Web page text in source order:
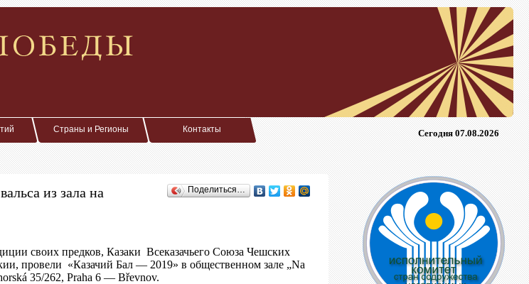
Страны и Регионы Контакты Сегодня 07.08.2026
Поделиться…
из зала на
своих предков, Казаки Всеказачьего Союза Чешских
провели «Казачий Бал — 2019» в общественном зале „Na
35/262, Praha 6 — Břevnov.